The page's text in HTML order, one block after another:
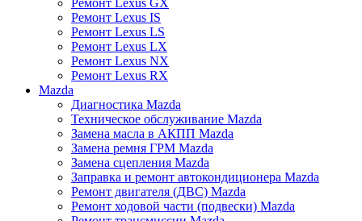
Ремонт Lexus GX
Ремонт Lexus IS
Ремонт Lexus LS
Ремонт Lexus LX
Ремонт Lexus NX
Ремонт Lexus RX
Mazda
Диагностика Mazda
Техническое обслуживание Mazda
Замена масла в АКПП Mazda
Замена ремня ГРМ Mazda
Замена сцепления Mazda
Заправка и ремонт автокондиционера Mazda
Ремонт двигателя (ДВС) Mazda
Ремонт ходовой части (подвески) Mazda